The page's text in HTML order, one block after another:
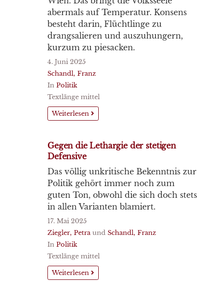
abermals auf Temperatur. Konsens
besteht darin, Flüchtlinge zu
drangsalieren und auszuhungern,
kurzum zu piesacken.
4. Juni 2025
Schandl, Franz
In Politik
Textlänge mittel
Weiterlesen
Gegen die Lethargie der stetigen
Defensive
Das völlig unkritische Bekenntnis zur
Politik gehört immer noch zum
guten Ton, obwohl die sich doch stets
in allen Varianten blamiert.
17. Mai 2025
Ziegler, Petra und Schandl, Franz
In Politik
Textlänge mittel
Weiterlesen